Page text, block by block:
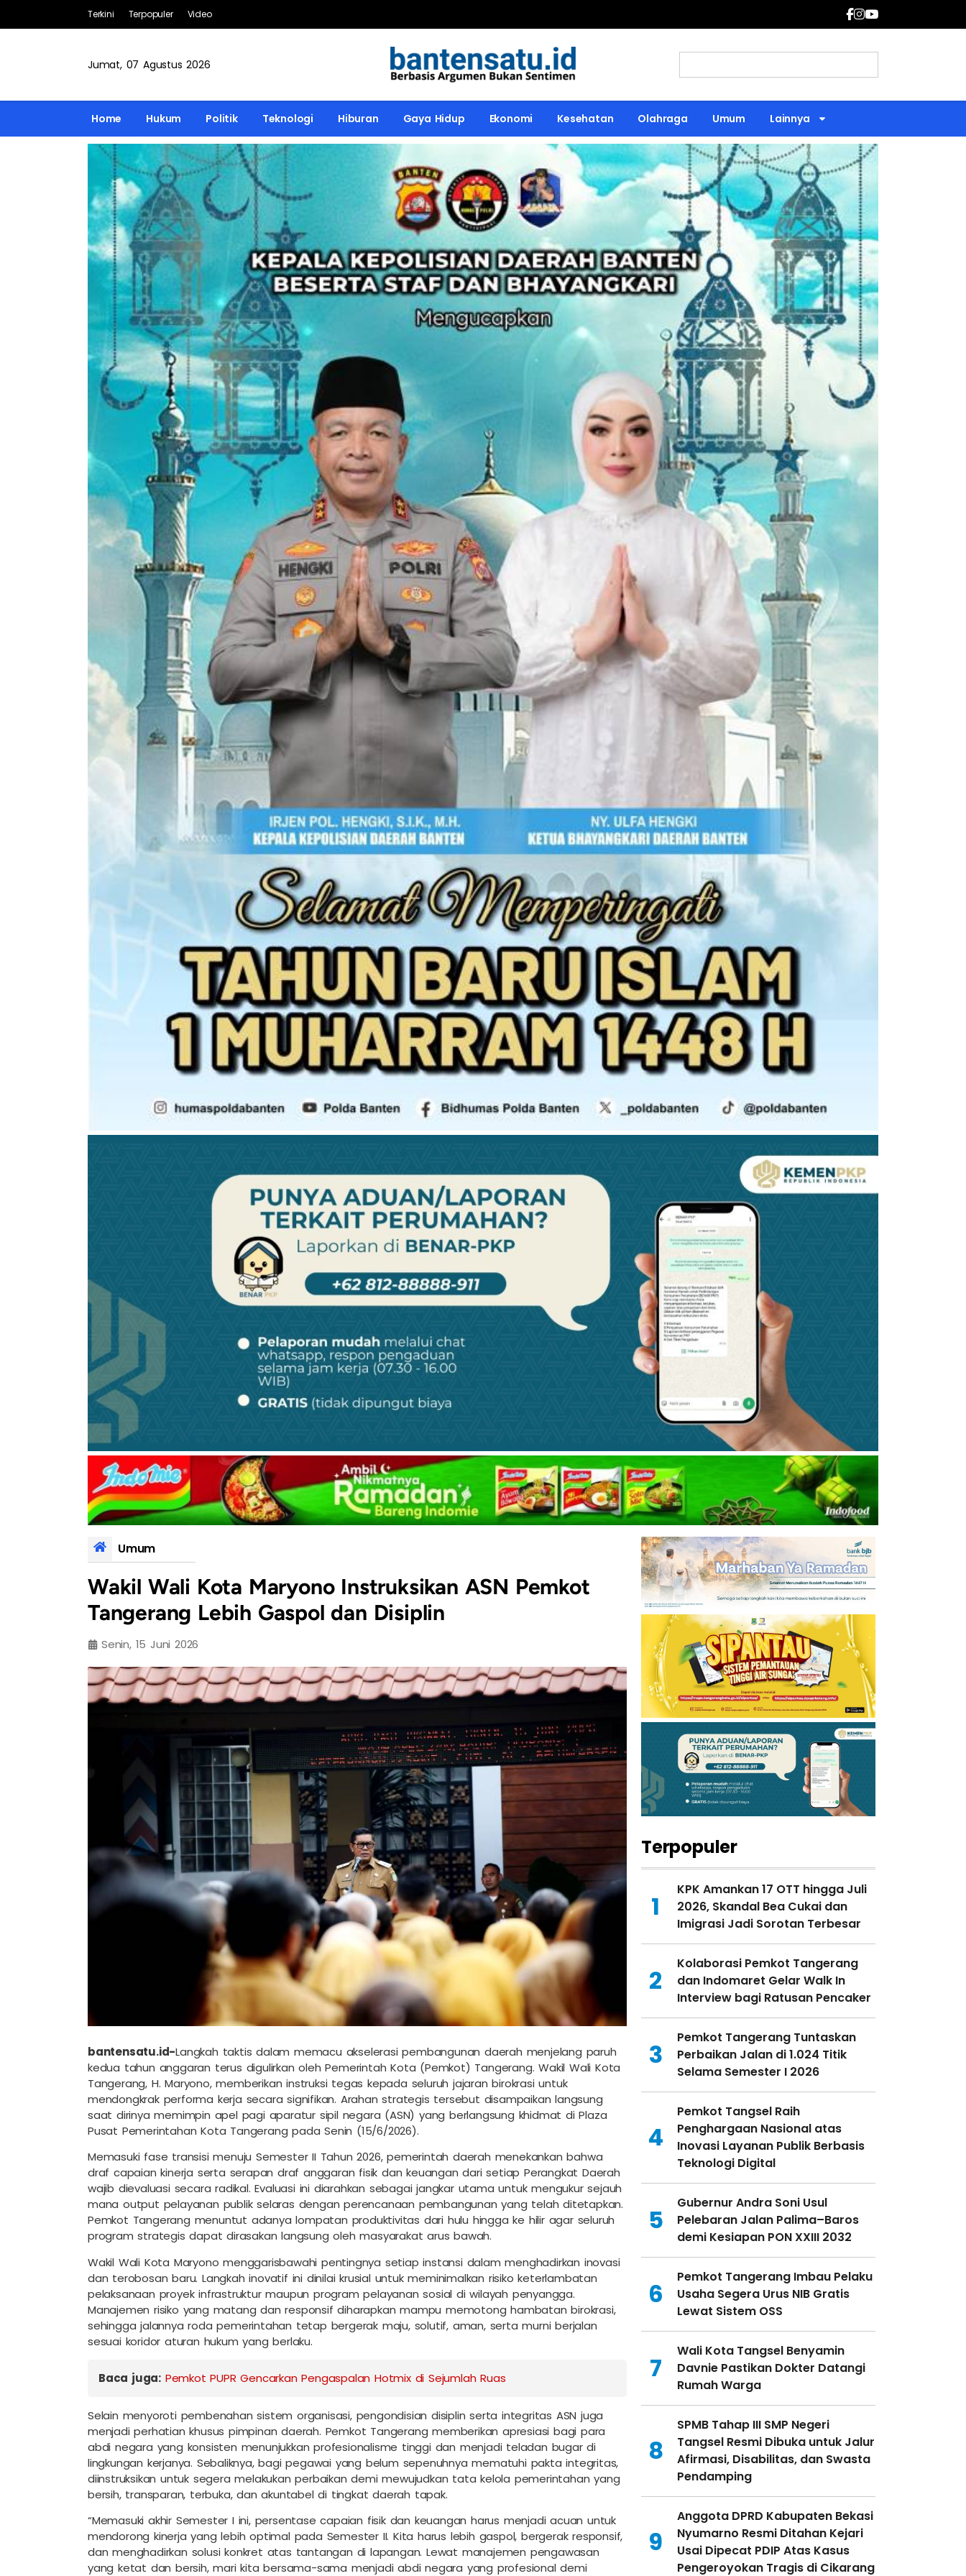
Terkini Terpopuler Video
Jumat, 07 Agustus 2026
Home Hukum Politik Teknologi Hiburan Gaya Hidup Ekonomi Kesehatan Olahraga Umum Lainnya
Umum
Wakil Wali Kota Maryono Instruksikan ASN Pemkot
Tangerang Lebih Gaspol dan Disiplin
Senin, 15 Juni 2026
bantensatu.id-Langkah taktis dalam memacu akselerasi pembangunan daerah menjelang paruh
kedua tahun anggaran terus digulirkan oleh Pemerintah Kota (Pemkot) Tangerang. Wakil Wali Kota
Tangerang, H. Maryono, memberikan instruksi tegas kepada seluruh jajaran birokrasi untuk
mendongkrak performa kerja secara signifikan. Arahan strategis tersebut disampaikan langsung
saat dirinya memimpin apel pagi aparatur sipil negara (ASN) yang berlangsung khidmat di Plaza
Pusat Pemerintahan Kota Tangerang pada Senin (15/6/2026).
Memasuki fase transisi menuju Semester II Tahun 2026, pemerintah daerah menekankan bahwa
draf capaian kinerja serta serapan draf anggaran fisik dan keuangan dari setiap Perangkat Daerah
wajib dievaluasi secara radikal. Evaluasi ini diarahkan sebagai jangkar utama untuk mengukur sejauh
mana output pelayanan publik selaras dengan perencanaan pembangunan yang telah ditetapkan.
Pemkot Tangerang menuntut adanya lompatan produktivitas dari hulu hingga ke hilir agar seluruh
program strategis dapat dirasakan langsung oleh masyarakat arus bawah.
Wakil Wali Kota Maryono menggarisbawahi pentingnya setiap instansi dalam menghadirkan inovasi
dan terobosan baru. Langkah inovatif ini dinilai krusial untuk meminimalkan risiko keterlambatan
pelaksanaan proyek infrastruktur maupun program pelayanan sosial di wilayah penyangga.
Manajemen risiko yang matang dan responsif diharapkan mampu memotong hambatan birokrasi,
sehingga jalannya roda pemerintahan tetap bergerak maju, solutif, aman, serta murni berjalan
sesuai koridor aturan hukum yang berlaku.
Baca juga: Pemkot PUPR Gencarkan Pengaspalan Hotmix di Sejumlah Ruas
Selain menyoroti pembenahan sistem organisasi, pengondisian disiplin serta integritas ASN juga
menjadi perhatian khusus pimpinan daerah. Pemkot Tangerang memberikan apresiasi bagi para
abdi negara yang konsisten menunjukkan profesionalisme tinggi dan menjadi teladan bugar di
lingkungan kerjanya. Sebaliknya, bagi pegawai yang belum sepenuhnya mematuhi pakta integritas,
diinstruksikan untuk segera melakukan perbaikan demi mewujudkan tata kelola pemerintahan yang
bersih, transparan, terbuka, dan akuntabel di tingkat daerah tapak.
“Memasuki akhir Semester I ini, persentase capaian fisik dan keuangan harus menjadi acuan untuk
mendorong kinerja yang lebih optimal pada Semester II. Kita harus lebih gaspol, bergerak responsif,
dan menghadirkan solusi konkret atas tantangan di lapangan. Lewat manajemen pengawasan
yang ketat dan bersih, mari kita bersama-sama menjadi abdi negara yang profesional demi
Terpopuler
1
KPK Amankan 17 OTT hingga Juli
2026, Skandal Bea Cukai dan
Imigrasi Jadi Sorotan Terbesar
2
Kolaborasi Pemkot Tangerang
dan Indomaret Gelar Walk In
Interview bagi Ratusan Pencaker
3
Pemkot Tangerang Tuntaskan
Perbaikan Jalan di 1.024 Titik
Selama Semester I 2026
4
Pemkot Tangsel Raih
Penghargaan Nasional atas
Inovasi Layanan Publik Berbasis
Teknologi Digital
5
Gubernur Andra Soni Usul
Pelebaran Jalan Palima–Baros
demi Kesiapan PON XXIII 2032
6
Pemkot Tangerang Imbau Pelaku
Usaha Segera Urus NIB Gratis
Lewat Sistem OSS
7
Wali Kota Tangsel Benyamin
Davnie Pastikan Dokter Datangi
Rumah Warga
8
SPMB Tahap III SMP Negeri
Tangsel Resmi Dibuka untuk Jalur
Afirmasi, Disabilitas, dan Swasta
Pendamping
9
Anggota DPRD Kabupaten Bekasi
Nyumarno Resmi Ditahan Kejari
Usai Dipecat PDIP Atas Kasus
Pengeroyokan Tragis di Cikarang